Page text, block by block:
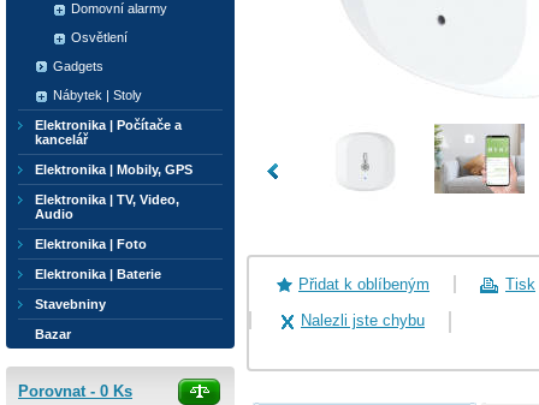
Přidat k oblíbeným
Tisk
Nalezli jste chybu
Domovní alarmy
Osvětlení
Gadgets
Nábytek | Stoly
Elektronika | Počítače a
kancelář
Elektronika | Mobily, GPS
Elektronika | TV, Video,
Audio
Elektronika | Foto
Elektronika | Baterie
Stavebniny
Bazar
Porovnat - 0 Ks